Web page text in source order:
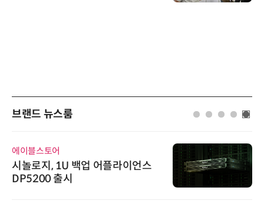
브랜드 뉴스룸
에이블스토어
시놀로지, 1U 백업 어플라이언스
DP5200 출시